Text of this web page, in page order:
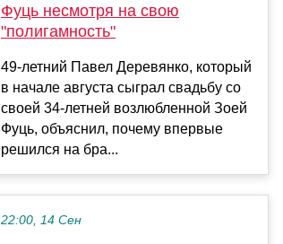
Фуць несмотря на свою
"полигамность"
49-летний Павел Деревянко, который
в начале августа сыграл свадьбу со
своей 34-летней возлюбленной Зоей
Фуць, объяснил, почему впервые
решился на бра...
22:00, 14 Сен